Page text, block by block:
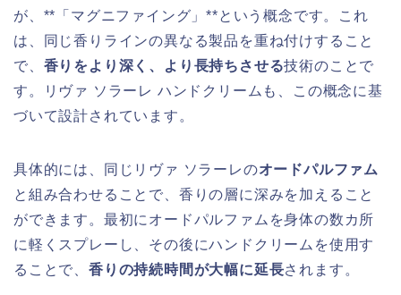
が、**「マグニファイング」**という概念です。これ
は、同じ香りラインの異なる製品を重ね付けすること
で、 香りをより深く、より長持ちさせる技術のことで
す。リヴァ ソラーレ ハンドクリームも、この概念に基
づいて設計されています。
具体的には、同じリヴァ ソラーレのオードパルファム
と組み合わせることで、香りの層に深みを加えること
ができます。最初にオードパルファムを身体の数カ所
に軽くスプレーし、その後にハンドクリームを使用す
ることで、 香りの持続時間が大幅に延長されます。